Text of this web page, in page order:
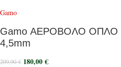
Gamo
Gamo ΑΕΡΟΒΟΛΟ ΟΠΛΟ
4,5mm
209,90€ 180,00€